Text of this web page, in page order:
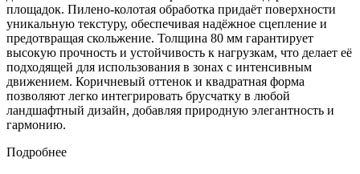
площадок. Пилено-колотая обработка придаёт поверхности
уникальную текстуру, обеспечивая надёжное сцепление и
предотвращая скольжение. Толщина 80 мм гарантирует
высокую прочность и устойчивость к нагрузкам, что делает её
подходящей для использования в зонах с интенсивным
движением. Коричневый оттенок и квадратная форма
позволяют легко интегрировать брусчатку в любой
ландшафтный дизайн, добавляя природную элегантность и
гармонию.
Подробнее